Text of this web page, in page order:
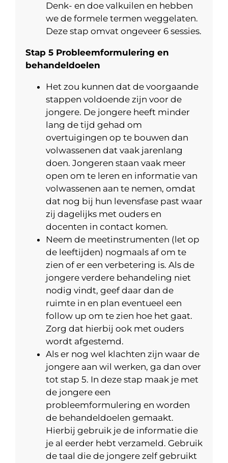
Denk- en doe valkuilen en hebben
we de formele termen weggelaten.
Deze stap omvat ongeveer 6 sessies.
Stap 5 Probleemformulering en
behandeldoelen
Het zou kunnen dat de voorgaande
stappen voldoende zijn voor de
jongere. De jongere heeft minder
lang de tijd gehad om
overtuigingen op te bouwen dan
volwassenen dat vaak jarenlang
doen. Jongeren staan vaak meer
open om te leren en informatie van
volwassenen aan te nemen, omdat
dat nog bij hun levensfase past waar
zij dagelijks met ouders en
docenten in contact komen.
Neem de meetinstrumenten (let op
de leeftijden) nogmaals af om te
zien of er een verbetering is. Als de
jongere verdere behandeling niet
nodig vindt, geef daar dan de
ruimte in en plan eventueel een
follow up om te zien hoe het gaat.
Zorg dat hierbij ook met ouders
wordt afgestemd.
Als er nog wel klachten zijn waar de
jongere aan wil werken, ga dan over
tot stap 5. In deze stap maak je met
de jongere een
probleemformulering en worden
de behandeldoelen gemaakt.
Hierbij gebruik je de informatie die
je al eerder hebt verzameld. Gebruik
de taal die de jongere zelf gebruikt